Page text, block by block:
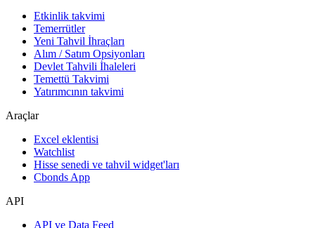
Etkinlik takvimi
Temerrütler
Yeni Tahvil İhraçları
Alım / Satım Opsiyonları
Devlet Tahvili İhaleleri
Temettü Takvimi
Yatırımcının takvimi
Araçlar
Excel eklentisi
Watchlist
Hisse senedi ve tahvil widget'ları
Cbonds App
API
API ve Data Feed